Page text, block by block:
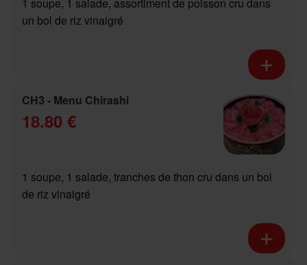
1 soupe, 1 salade, assortiment de poisson cru dans
un bol de riz vinaigré
CH3 - Menu Chirashi
18.80 €
1 soupe, 1 salade, tranches de thon cru dans un bol
de riz vinaigré